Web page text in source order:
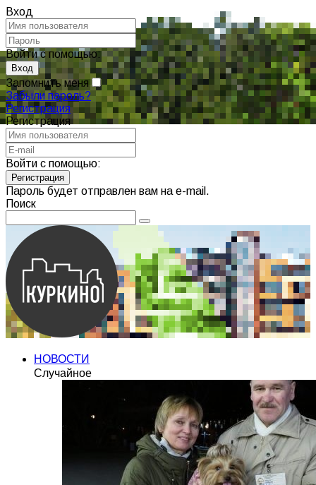
Вход
Войти с помощью:
Запомнить меня
Забыли пароль?
Регистрация
Регистрация
Войти с помощью:
Пароль будет отправлен вам на e-mail.
Поиск
НОВОСТИ
Случайное